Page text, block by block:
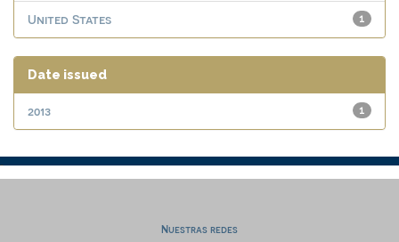
1
United States
Date issued
1
2013
Nuestras redes